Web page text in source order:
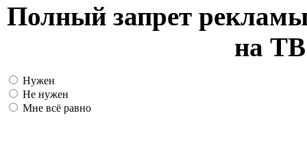
Полный запрет
на ТВ
Нужен
Не нужен
Мне всё равно